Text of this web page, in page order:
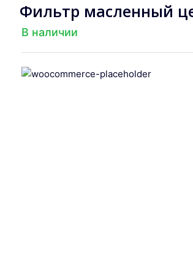
Фильтр масленный
В наличии